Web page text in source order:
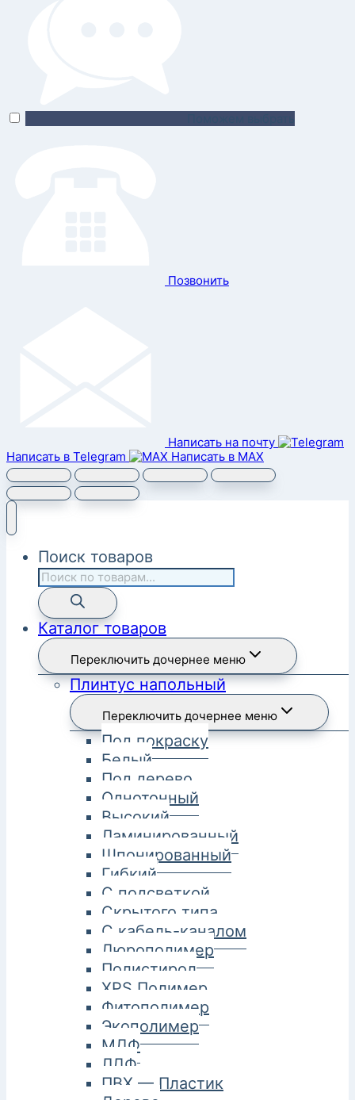
Позвонить
Написать на почту
Написать в Telegram
Написать в MAX
Поиск товаров
Каталог товаров
Переключить дочернее меню
Плинтус напольный
Переключить дочернее меню
Под покраску
Белый
Под дерево
Однотонный
Высокий
Ламинированный
Шпонированный
Гибкий
С подсветкой
Скрытого типа
С кабель-каналом
Дюрополимер
Полистирол
XPS Полимер
Фитополимер
Экополимер
МДФ
ЛДФ
ПВХ — Пластик